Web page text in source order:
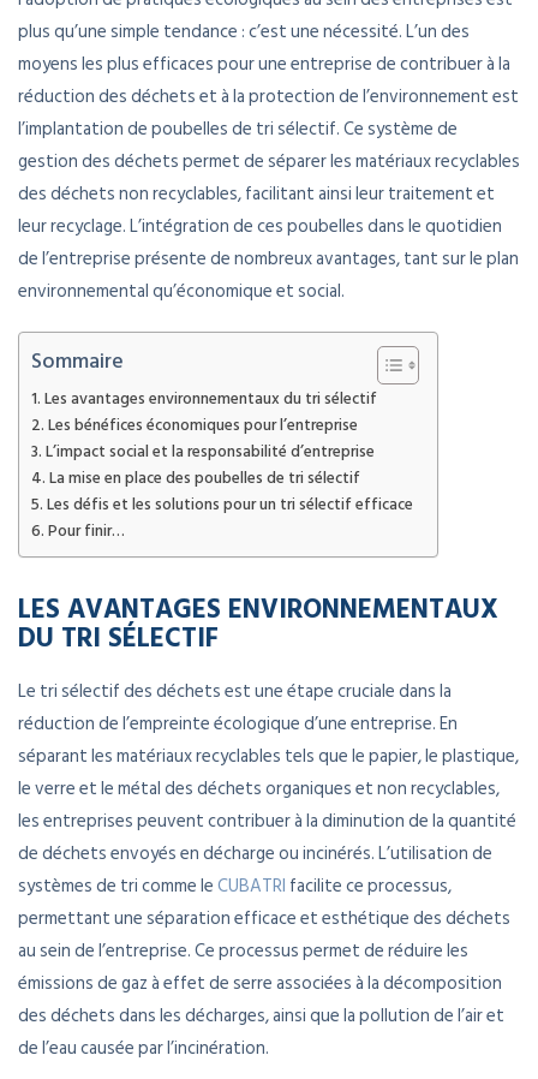
plus qu’une simple tendance : c’est une nécessité. L’un des
moyens les plus efficaces pour une entreprise de contribuer à la
réduction des déchets et à la protection de l’environnement est
l’implantation de poubelles de tri sélectif. Ce système de
gestion des déchets permet de séparer les matériaux recyclables
des déchets non recyclables, facilitant ainsi leur traitement et
leur recyclage. L’intégration de ces poubelles dans le quotidien
de l’entreprise présente de nombreux avantages, tant sur le plan
environnemental qu’économique et social.
Sommaire
Les avantages environnementaux du tri sélectif
Les bénéfices économiques pour l’entreprise
L’impact social et la responsabilité d’entreprise
La mise en place des poubelles de tri sélectif
Les défis et les solutions pour un tri sélectif efficace
Pour finir…
LES AVANTAGES ENVIRONNEMENTAUX
DU TRI SÉLECTIF
Le tri sélectif des déchets est une étape cruciale dans la
réduction de l’empreinte écologique d’une entreprise. En
séparant les matériaux recyclables tels que le papier, le plastique,
le verre et le métal des déchets organiques et non recyclables,
les entreprises peuvent contribuer à la diminution de la quantité
de déchets envoyés en décharge ou incinérés. L’utilisation de
systèmes de tri comme leCUBATRI facilite ce processus,
permettant une séparation efficace et esthétique des déchets
au sein de l’entreprise. Ce processus permet de réduire les
émissions de gaz à effet de serre associées à la décomposition
des déchets dans les décharges, ainsi que la pollution de l’air et
de l’eau causée par l’incinération.